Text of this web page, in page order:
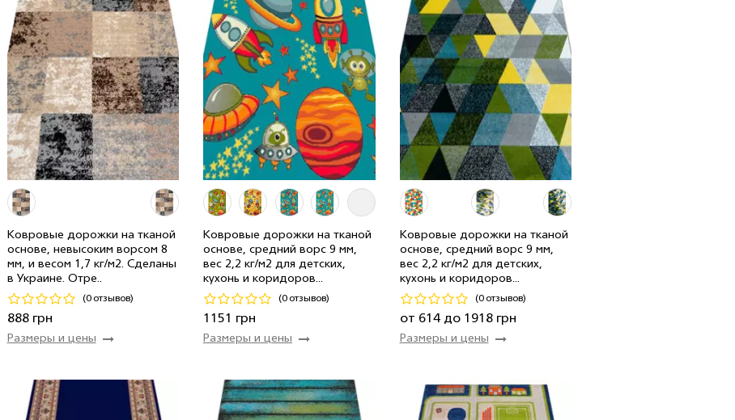
Ковровые дорожки на тканой
основе, невысоким ворсом 8
мм, и весом 1,7 кг/м2. Сделаны
в Украине. Отре..
(0 отзывов)
888 грн
Размеры и цены
1.50 м 1 мп 888 грн/мп
Код 19111
Ковровые дорожки на тканой
основе, средний ворс 9 мм,
вес 2,2 кг/м2 для детских,
кухонь и коридоров...
(0 отзывов)
1151 грн
Размеры и цены
1.50 м 3 мп 1 151 грн/мп
Код 20885
Ковровые дорожки на тканой
основе, средний ворс 9 мм,
вес 2,2 кг/м2 для детских,
кухонь и коридоров...
(0 отзывов)
от 614 до 1918 грн
Размеры и цены
1.50 м 3 мп 1 151 грн/мп
0.80 м 46 мп 614 грн/мп
2.50 м 13 мп 1 918 грн/мп
1.20 м 5 мп 920 грн/мп
2.00 м 1 534 грн/мп
1.00 м 69 мп 767 грн/мп
Код 21211
Купить